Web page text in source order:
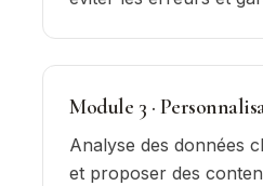
Module 3 ·
Analyse des données
et proposer des